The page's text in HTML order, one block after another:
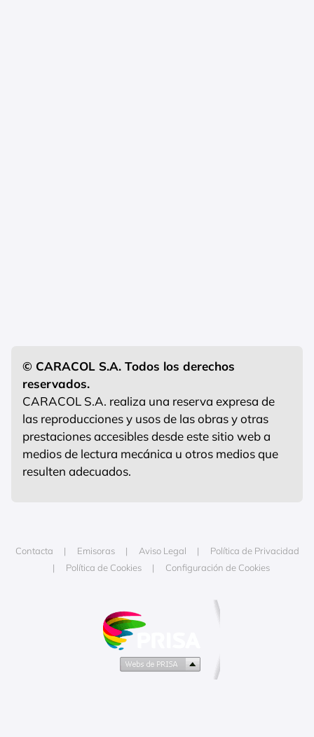
© CARACOL S.A. Todos los derechos
reservados.
CARACOL S.A. realiza una reserva expresa de
las reproducciones y usos de las obras y otras
prestaciones accesibles desde este sitio web a
medios de lectura mecánica u otros medios que
resulten adecuados.
Contacta Emisoras Aviso Legal
Política de Privacidad
Política de Cookies
Configuración de Cookies